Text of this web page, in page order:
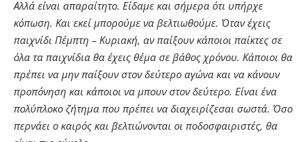
Αλλά είναι απαραίτητο. Είδαμε και σήμερα ότι υπήρχε
κόπωση. Και εκεί μπορούμε να βελτιωθούμε. Όταν έχεις
παιχνίδι Πέμπτη – Κυριακή, αν παίξουν κάποιοι παίκτες σε
όλα τα παιχνίδια θα έχεις θέμα σε βάθος χρόνου. Κάποιοι θα
πρέπει να μην παίξουν στον δεύτερο αγώνα και να κάνουν
προπόνηση και κάποιοι να μπουν στον δεύτερο. Είναι ένα
πολύπλοκο ζήτημα που πρέπει να διαχειρίζεσαι σωστά. Όσο
περνάει ο καιρός και βελτιώνονται οι ποδοσφαιριστές, θα